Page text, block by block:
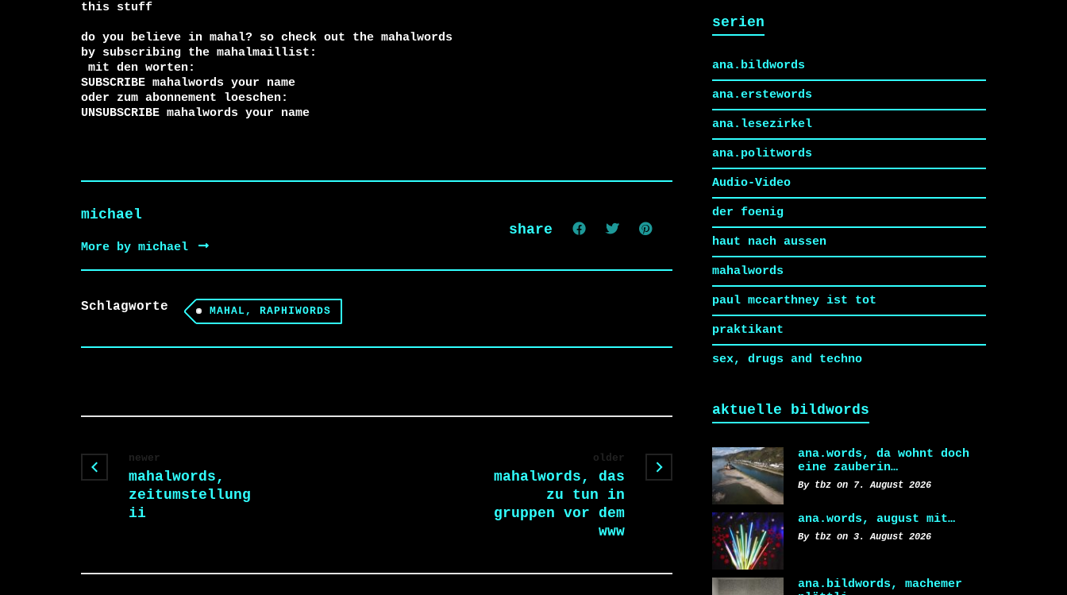
this stuff
do you believe in mahal? so check out the mahalwords
SUBSCRIBE mahalwords your name
oder zum abonnement loeschen:
UNSUBSCRIBE mahalwords your name
michael
More by michael
share
Schlagworte MAHAL, RAPHIWORDS
newer
mahalwords,
zeitumstellung
ii
older
mahalwords, das
zu tun in
gruppen vor dem
www
serien
ana.bildwords
ana.erstewords
ana.lesezirkel
ana.politwords
Audio-Video
der foenig
haut nach aussen
mahalwords
paul mccarthney ist tot
praktikant
sex, drugs and techno
aktuelle bildwords
ana.words, da wohnt doch
eine zauberin…
By tbz on 7. August 2026
ana.words, august mit…
By tbz on 3. August 2026
ana.bildwords, machemer